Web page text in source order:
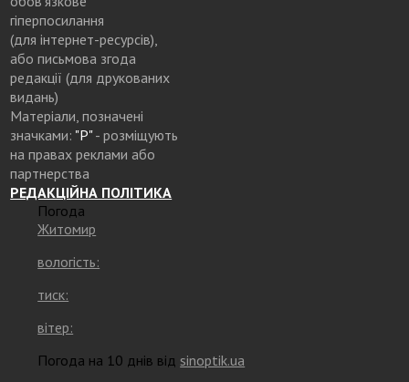
гіперпосилання
(для інтернет-ресурсів),
або письмова згода
редакції (для друкованих
видань)
Матеріали, позначені
значками: "Р"- розміщують
на правах реклами або
партнерства
РЕДАКЦІЙНА ПОЛІТИКА
Погода
Житомир
вологість:
тиск:
вітер:
Погода на 10 днів від sinoptik.ua